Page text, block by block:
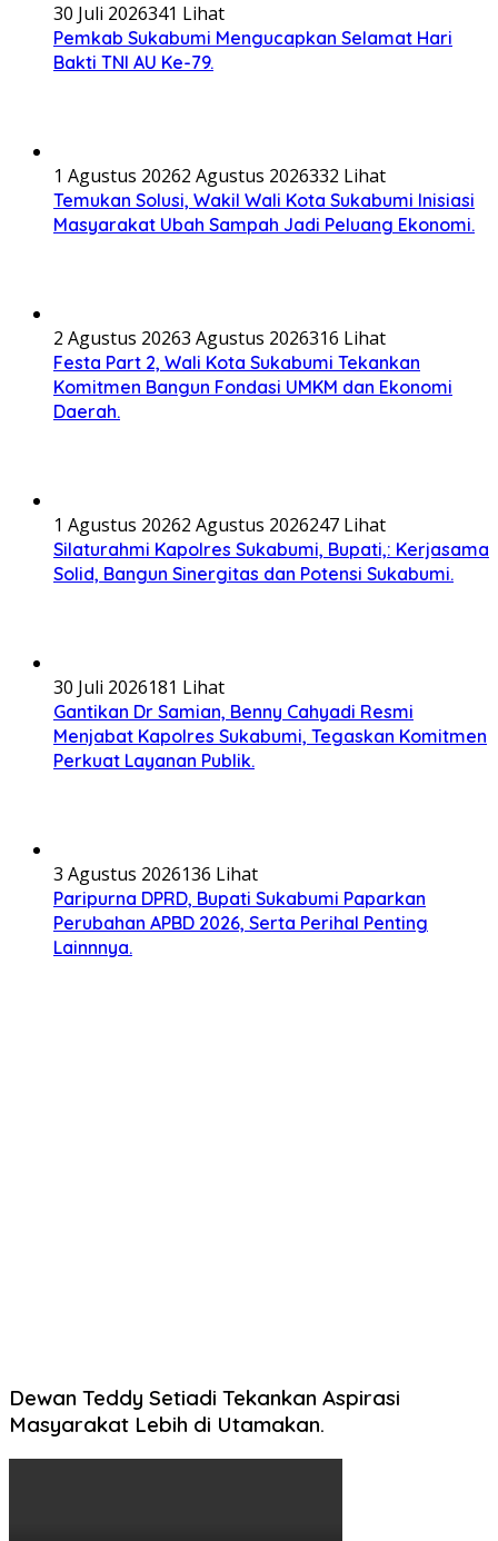
30 Juli 2026341 Lihat
Pemkab Sukabumi Mengucapkan Selamat Hari
Bakti TNI AU Ke-79.
1 Agustus 20262 Agustus 2026332 Lihat
Temukan Solusi, Wakil Wali Kota Sukabumi Inisiasi
Masyarakat Ubah Sampah Jadi Peluang Ekonomi.
2 Agustus 20263 Agustus 2026316 Lihat
Festa Part 2, Wali Kota Sukabumi Tekankan
Komitmen Bangun Fondasi UMKM dan Ekonomi
Daerah.
1 Agustus 20262 Agustus 2026247 Lihat
Silaturahmi Kapolres Sukabumi, Bupati,: Kerjasama
Solid, Bangun Sinergitas dan Potensi Sukabumi.
30 Juli 2026181 Lihat
Gantikan Dr Samian, Benny Cahyadi Resmi
Menjabat Kapolres Sukabumi, Tegaskan Komitmen
Perkuat Layanan Publik.
3 Agustus 2026136 Lihat
Paripurna DPRD, Bupati Sukabumi Paparkan
Perubahan APBD 2026, Serta Perihal Penting
Lainnnya.
Dewan Teddy Setiadi Tekankan Aspirasi
Masyarakat Lebih di Utamakan.